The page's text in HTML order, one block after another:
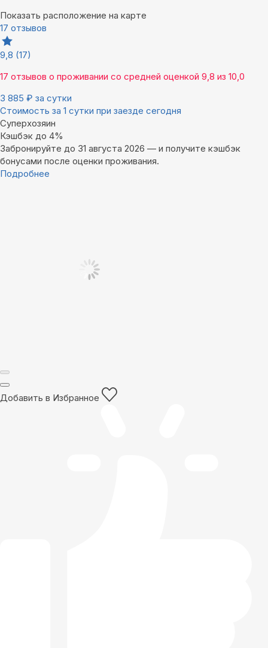
Показать расположение на карте
17 отзывов
9,8 (17)
17 отзывов о проживании со средней оценкой 9,8 из 10,0
3 885 ₽ за сутки
Стоимость за 1 сутки при заезде сегодня
Суперхозяин
Кэшбэк до 4%
Забронируйте до 31 августа 2026 — и получите кэшбэк
бонусами после оценки проживания.
Подробнее
Добавить в Избранное